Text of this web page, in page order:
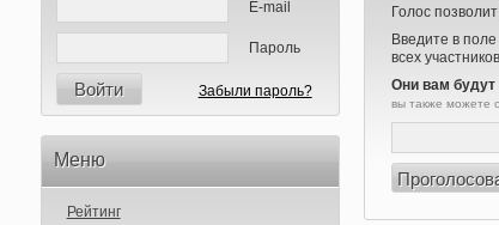
E-mail
Пароль
Войти Забыли пароль?
Меню
Рейтинг
Голос
Введите в
всех
Они вам
вы также можете